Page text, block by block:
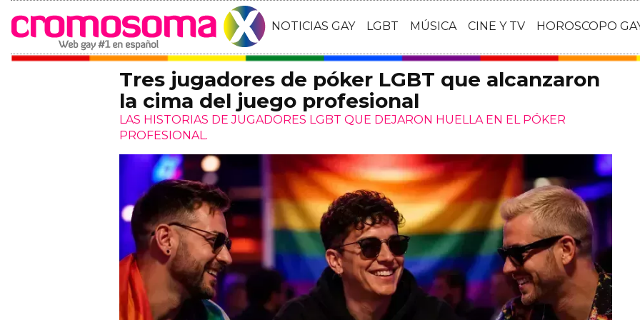
NOTICIAS GAY LGBT MÚSICA CINE Y TV HOROSCOPO
Tres jugadores de póker LGBT que alcanzaron
la cima del juego profesional
LAS HISTORIAS DE JUGADORES LGBT QUE DEJARON HUELLA EN EL PÓKER
PROFESIONAL.